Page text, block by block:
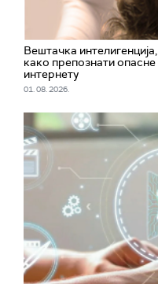
Вештачка
како препознати
интернету
01. 08. 2026.